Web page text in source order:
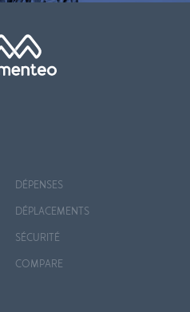
DÉPENSES
DÉPLACEMENTS
SÉCURITÉ
COMPARE